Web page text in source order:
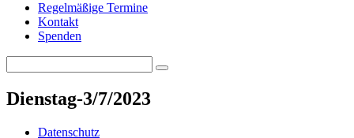
Regelmäßige Termine
Kontakt
Spenden
for:
Search
Dienstag-3/7/2023
Datenschutz